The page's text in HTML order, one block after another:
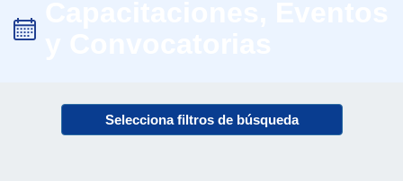
Selecciona filtros de búsqueda